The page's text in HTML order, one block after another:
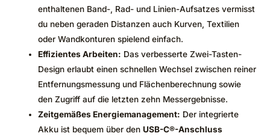
enthaltenen Band-, Rad- und Linien-Aufsatzes vermisst
du neben geraden Distanzen auch Kurven, Textilien
oder Wandkonturen spielend einfach.
Effizientes Arbeiten: Das verbesserte Zwei-Tasten-
Design erlaubt einen schnellen Wechsel zwischen reiner
Entfernungsmessung und Flächenberechnung sowie
den Zugriff auf die letzten zehn Messergebnisse.
Zeitgemäßes Energiemanagement: Der integrierte
Akku ist bequem über den USB-C®-Anschluss